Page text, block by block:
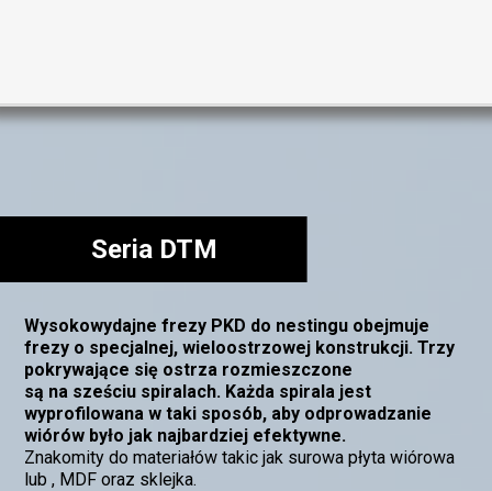
Seria DTM
Wysokowydajne frezy PKD do nestingu obejmuje
frezy o specjalnej, wieloostrzowej konstrukcji. Trzy
pokrywające się ostrza rozmieszczone
są na sześciu spiralach. Każda spirala jest
wyprofilowana w taki sposób, aby odprowadzanie
wiórów było jak najbardziej efektywne.
Znakomity do materiałów takic jak surowa płyta wiórowa
lub , MDF oraz sklejka.